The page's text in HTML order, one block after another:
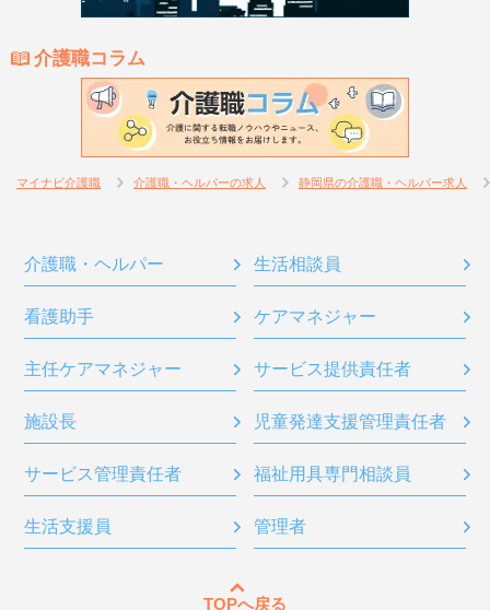
介護職コラム
マイナビ介護職 介護職・ヘルパーの求人 静岡県の介護職・ヘルパー求人
介護職・ヘルパー 生活相談員
看護助手 ケアマネジャー
主任ケアマネジャー サービス提供責任者
施設長 児童発達支援管理責任者
サービス管理責任者 福祉用具専門相談員
生活支援員 管理者
TOPへ戻る